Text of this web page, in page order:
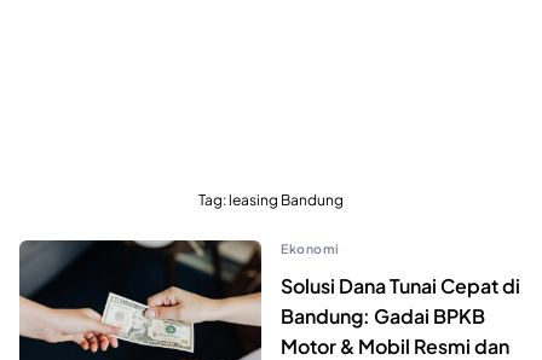
Tag: leasing Bandung
Ekonomi
Solusi Dana Tunai Cepat di
Bandung: Gadai BPKB
Motor & Mobil Resmi dan